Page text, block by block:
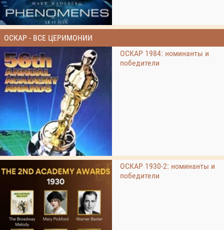
ОСКАР - ВСЕ ЦЕРИМОНИИ
ОСКАР 1984: номинанты и
победители
ОСКАР 1930-2: номинанты и
победители